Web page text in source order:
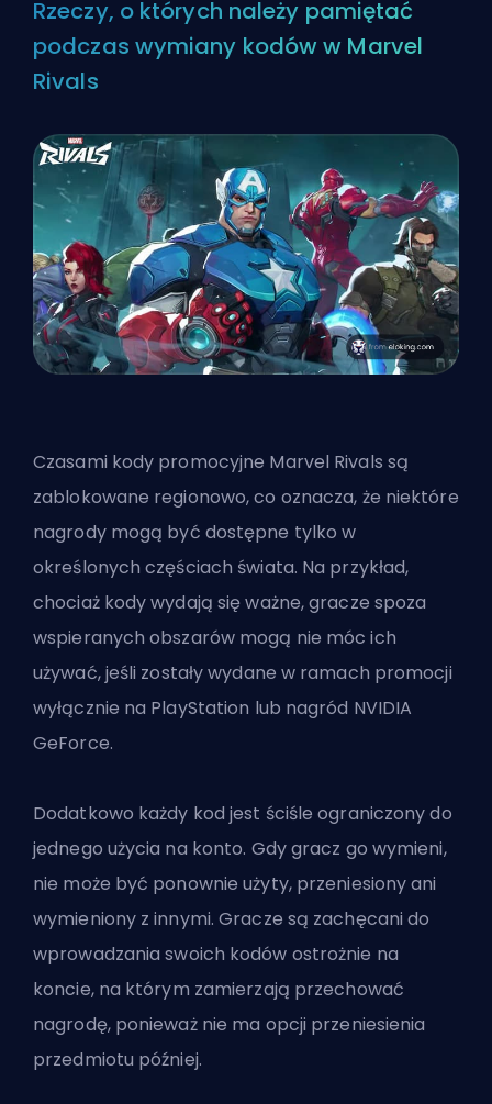
Rzeczy, o których należy pamiętać
podczas wymiany kodów w Marvel
Rivals
Czasami kody promocyjne Marvel Rivals są
zablokowane regionowo, co oznacza, że niektóre
nagrody mogą być dostępne tylko w
określonych częściach świata. Na przykład,
chociaż kody wydają się ważne, gracze spoza
wspieranych obszarów mogą nie móc ich
używać, jeśli zostały wydane w ramach promocji
wyłącznie na PlayStation lub nagród NVIDIA
GeForce.
Dodatkowo każdy kod jest ściśle ograniczony do
jednego użycia na konto. Gdy gracz go wymieni,
nie może być ponownie użyty, przeniesiony ani
wymieniony z innymi. Gracze są zachęcani do
wprowadzania swoich kodów ostrożnie na
koncie, na którym zamierzają przechować
nagrodę, ponieważ nie ma opcji przeniesienia
przedmiotu później.